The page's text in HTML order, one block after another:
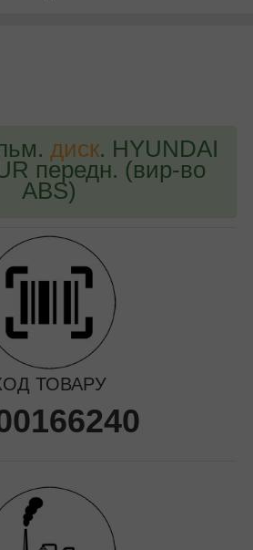
диск. HYUNDAI
передн. (вир-во
ABS)
ТОВАРУ